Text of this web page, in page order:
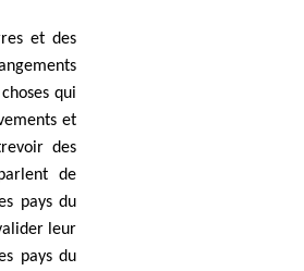
et des
qui
et
des
de
pays du
leur
pays du